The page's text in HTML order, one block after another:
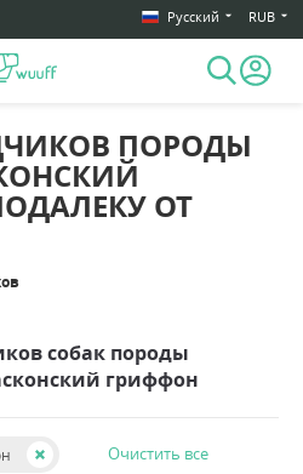
Русский RUB
ПОРОДЫ
ОТ
собак породы
гриффон
Очистить все